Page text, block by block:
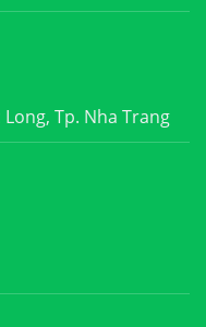
Tp. Nha Trang